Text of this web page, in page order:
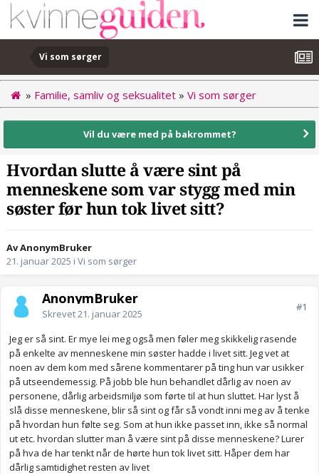
Vi som sørger
» Familie, samliv og seksualitet » Vi som sørger
Vil du være med på bakrommet?
Hvordan slutte å være sint på
menneskene som var stygg med min
søster før hun tok livet sitt?
Av AnonymBruker
21. januar 2025 i Vi som sørger
AnonymBruker
Skrevet21. januar 2025
#1
Jeg er så sint. Er mye lei meg også men føler meg skikkelig rasende
på enkelte av menneskene min søster hadde i livet sitt. Jeg vet at
noen av dem kom med sårene kommentarer på ting hun var usikker
på utseendemessig. På jobb ble hun behandlet dårlig av noen av
personene, dårlig arbeidsmiljø som førte til at hun sluttet. Har lyst å
slå disse menneskene, blir så sint og får så vondt inni meg av å tenke
på hvordan hun følte seg. Som at hun ikke passet inn, ikke så normal
ut etc. hvordan slutter man å være sint på disse menneskene? Lurer
på hva de har tenkt når de hørte hun tok livet sitt. Håper dem har
dårlig samtidighet resten av livet